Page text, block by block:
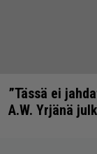
”Tässä ei
A.W. Yrjänä